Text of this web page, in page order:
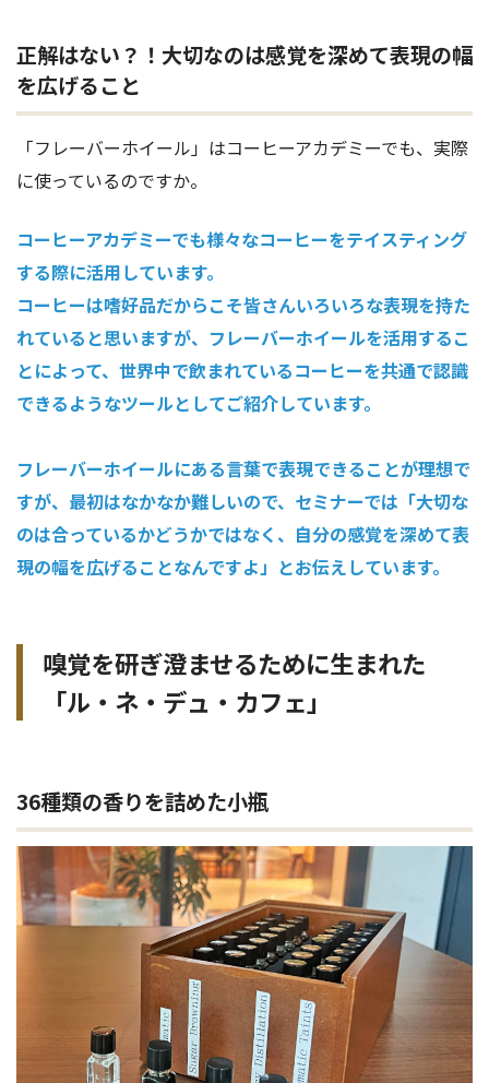
正解はない？！大切なのは感覚を深めて表現の幅
を広げること
「フレーバーホイール」はコーヒーアカデミーでも、実際
に使っているのですか。
コーヒーアカデミーでも様々なコーヒーをテイスティング
する際に活用しています。
コーヒーは嗜好品だからこそ皆さんいろいろな表現を持た
れていると思いますが、フレーバーホイールを活用するこ
とによって、世界中で飲まれているコーヒーを共通で認識
できるようなツールとしてご紹介しています。
フレーバーホイールにある言葉で表現できることが理想で
すが、最初はなかなか難しいので、セミナーでは「大切な
のは合っているかどうかではなく、自分の感覚を深めて表
現の幅を広げることなんですよ」とお伝えしています。
嗅覚を研ぎ澄ませるために生まれた
「ル・ネ・デュ・カフェ」
36種類の香りを詰めた小瓶